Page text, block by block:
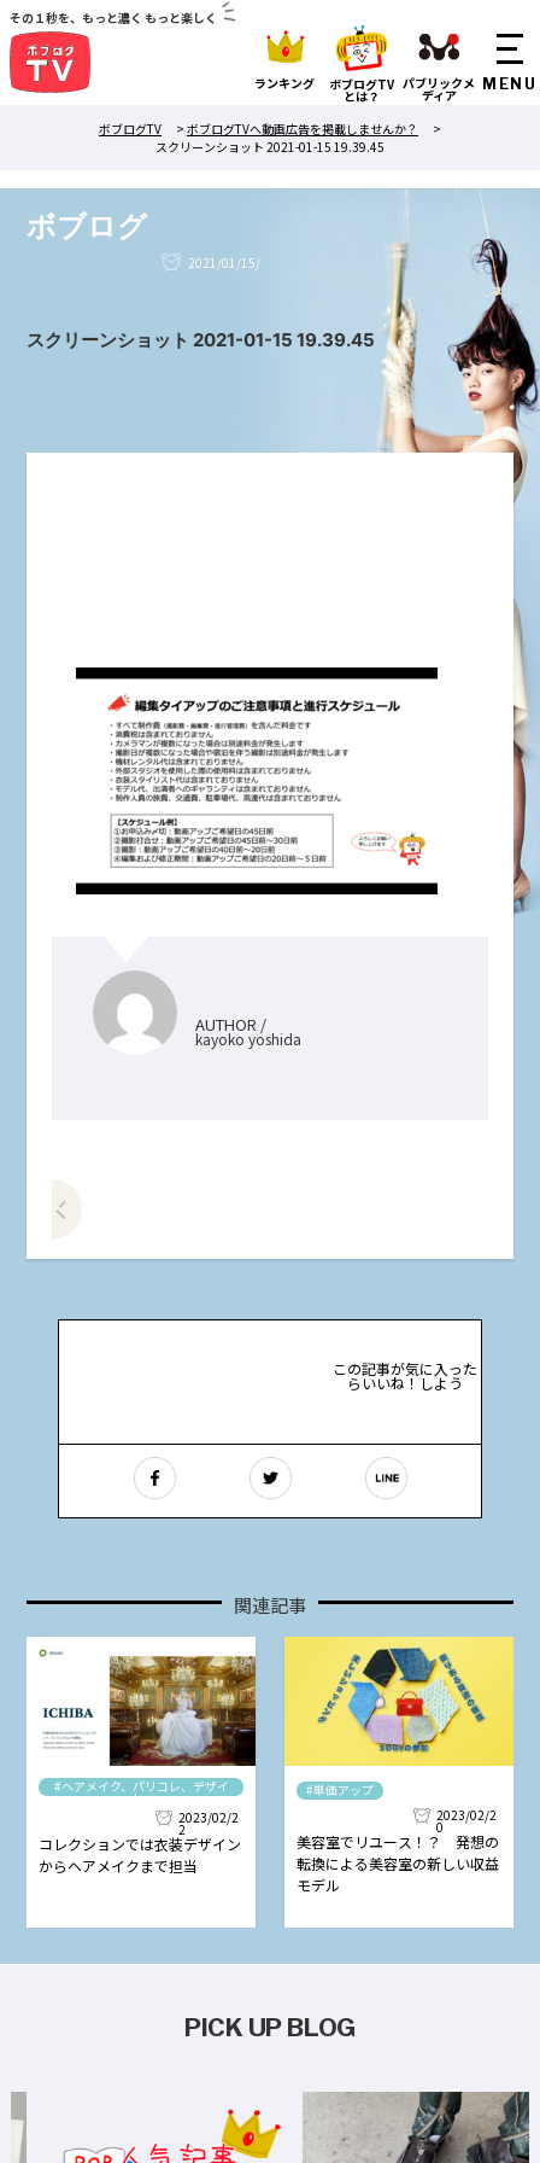
その１秒を、もっと濃く もっと楽しく
ランキング ボブログTV
とは？
パブリックメ
ディア
ボブログTV
> ボブログTVへ動画広告を掲載しませんか？
>
スクリーンショット 2021-01-15 19.39.45
ボブログ
2021/01/15/
スクリーンショット 2021-01-15 19.39.45
AUTHOR /
kayoko yoshida
この記事が気に入った
らいいね！しよう
関連記事
#ヘアメイク、パリコレ、デザイ
ナー
2023/02/2
2
コレクションでは衣装デザイン
からヘアメイクまで担当
#単価アップ
2023/02/2
0
美容室でリユース！？ 発想の
転換による美容室の新しい収益
モデル
PICK UP BLOG